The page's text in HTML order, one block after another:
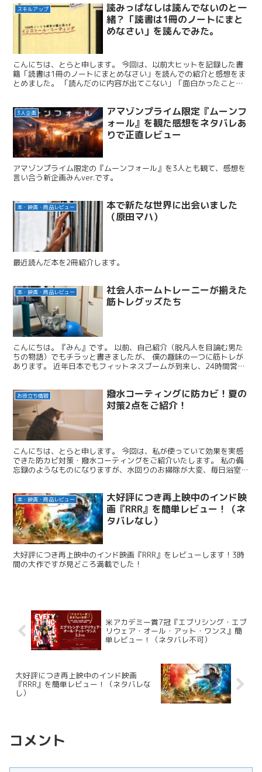
スキルアップ
­­­読みっぱなしは読んでないのと一
緒？「読書は1冊のノートにまと
めなさい」を読んでみた。
こんにちは、とらと申します。 今回は、以前大ヒットを記録した書
籍「読書は1冊のノートにまとめなさい」を読んでの紹介と感想をま
とめました。 「読んだのに内容が出てこない」「面白かったことだ
3人企画
アマゾンプライム限定『ムーンフ
ォール』を観た感想をネタバレあ
りで正直レビュー
アマゾンプライム限定の『ムーンフォール』を3人とも観て、感想を
言い合う新企画みんver.です。
本・映画・商品レビュー
本で新たな世界に出会いました
（原田マハ）
最近読んだ本を2冊紹介します。
本・映画・商品レビュー
社会人ホームトレーニーが揃えた
筋トレグッズたち
こんにちは。『みん』です。 以前、自己紹介（脱凡人を目論む男た
ちの物語）でもチラッと書きましたが、 僕の趣味の一つに筋トレが
あります。 近年日本でもフィットネスブームが到来し、24時間営業
お役立ち情報
撥水コーティングに防カビ！夏の
対策2点をご紹介！
こんにちは、とらと申します。 今回は、私が使っていて効果を実感
できた防カビ対策・撥水コーティングをご紹介いたします。 私の備
忘録のようなものになりますが、水回りのお掃除が大変、毎日浴室の
本・映画・商品レビュー
大好評につき再上映中のインド映
画『RRR』を簡単レビュー！（ネ
タバレなし）
大好評につき再上映中のインド映画『RRR』をレビューします！3時
間の大作ですが見どころ満載でした！
米アカデミー賞7冠『エブリシング・エブ
リウェア・オール・アット・ワンス』簡
単レビュー！（ネタバレ不可）
大好評につき再上映中のインド映画
『RRR』を簡単レビュー！（ネタバレな
し）
コメント